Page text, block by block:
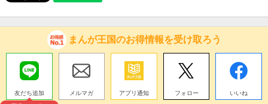
まんが王国のお得情報を受け取ろう
友だち追加
メルマガ アプリ通知 フォロー いいね